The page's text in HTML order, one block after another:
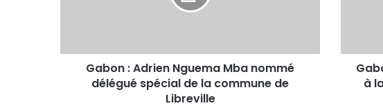
Gabon : Adrien Nguema Mba nommé
délégué spécial de la commune de
Libreville
à